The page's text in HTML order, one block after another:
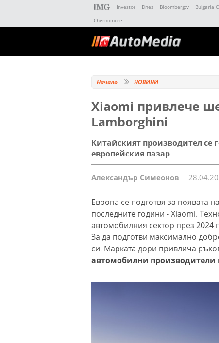
Investor Dnes Bloombergtv Bulgaria
Chernomore
Начало НОВИНИ
Xiaomi привлече
Lamborghini
Китайският производител се
европейския пазар
Александър Симеонов
Европа се подготвя за появата
последните години - Xiaomi.
автомобилния сектор през 2024
За да подготви максимално
си. Марката дори привлича
автомобилни производители